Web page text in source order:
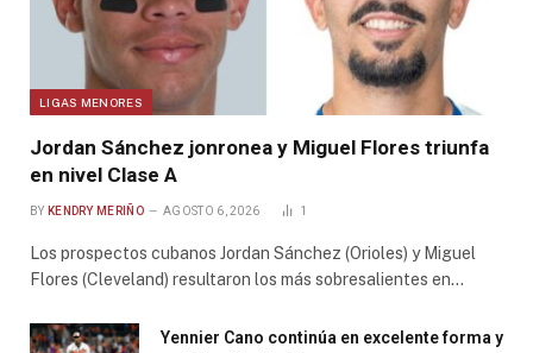
LIGAS MENORES
Jordan Sánchez jonronea y Miguel Flores triunfa
en nivel Clase A
BY KENDRY MERIÑO AGOSTO 6, 2026 1
Los prospectos cubanos Jordan Sánchez (Orioles) y Miguel
Flores (Cleveland) resultaron los más sobresalientes en…
Yennier Cano continúa en excelente forma y